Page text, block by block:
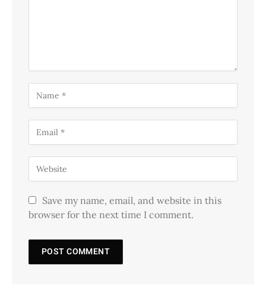
Save my name, email, and website in this
browser for the next time I comment.